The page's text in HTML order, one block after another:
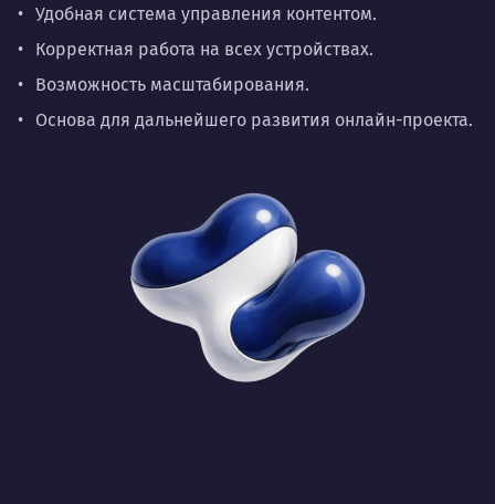
Удобная система управления контентом.
Корректная работа на всех устройствах.
Возможность масштабирования.
Основа для дальнейшего развития онлайн-проекта.